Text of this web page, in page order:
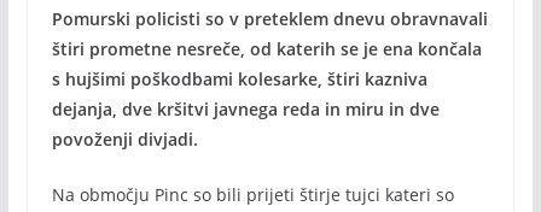
Pomurski policisti so v preteklem dnevu obravnavali
štiri prometne nesreče, od katerih se je ena končala
s hujšimi poškodbami kolesarke, štiri kazniva
dejanja, dve kršitvi javnega reda in miru in dve
povoženji divjadi.
Na območju Pinc so bili prijeti štirje tujci kateri so